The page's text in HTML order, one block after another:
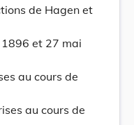
de Hagen et
et 27 mai
au cours de
au cours de